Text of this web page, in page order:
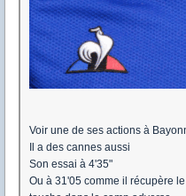
Voir une de ses actions à
Il a des cannes aussi
Son essai à 4'35"
Ou à 31'05 comme il récupère